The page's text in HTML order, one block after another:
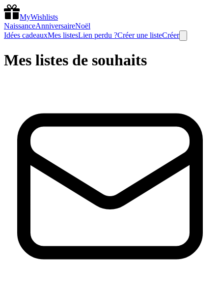
MyWishlists
NaissanceAnniversaireNoël
Idées cadeauxMes listesLien perdu ?Créer une listeCréer
Mes listes de souhaits